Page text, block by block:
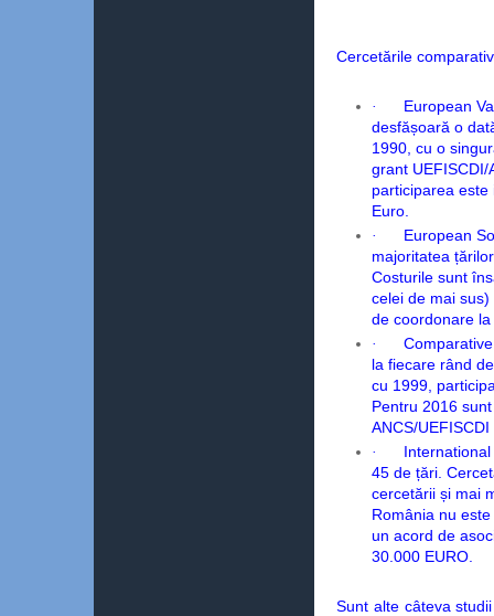
Cercetările
·
European
desfășoară o
1990, cu o
grant
participarea
Euro.
·
European
majoritatea
Costurile sunt
celei de mai
de coordonare
·
la fiecare rând
cu 1999,
Pentru 2016
ANCS/
·
45 de țări.
cercetării și mai
România nu
un acord de
30.000 EURO.
Sunt alte câteva